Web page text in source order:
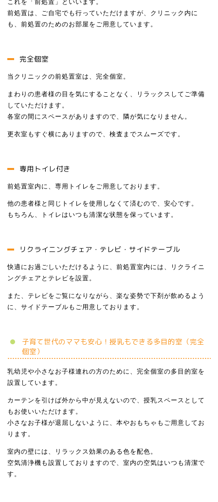
これを「前処置」といいます。
前処置は、ご自宅でも行っていただけますが、クリニック内に
も、前処置のためのお部屋をご用意しています。
完全個室
当クリニックの前処置室は、完全個室。
まわりの患者様の目を気にすることなく、リラックスしてご準備
していただけます。
各室の間にスペースがありますので、隣が気になりません。
更衣室もすぐ横にありますので、検査までスムーズです。
専用トイレ付き
前処置室内に、専用トイレをご用意しております。
他の患者様と同じトイレを使用しなくて済むので、安心です。
もちろん、トイレはいつも清潔な状態を保っています。
リクライニングチェア・テレビ・サイドテーブル
快適にお過ごしいただけるように、前処置室内には、リクライニ
ングチェアとテレビを設置。
また、テレビをご覧になりながら、楽な姿勢で下剤が飲めるよう
に、サイドテーブルもご用意しております。
子育て世代のママも安心！授乳もできる多目的室（完全
個室）
乳幼児や小さなお子様連れの方のために、完全個室の多目的室を
設置しています。
カーテンを引けば外から中が見えないので、授乳スペースとして
もお使いいただけます。
小さなお子様が退屈しないように、本やおもちゃもご用意してお
ります。
室内の壁には、リラックス効果のある色を配色。
空気清浄機も設置しておりますので、室内の空気はいつも清潔で
す。